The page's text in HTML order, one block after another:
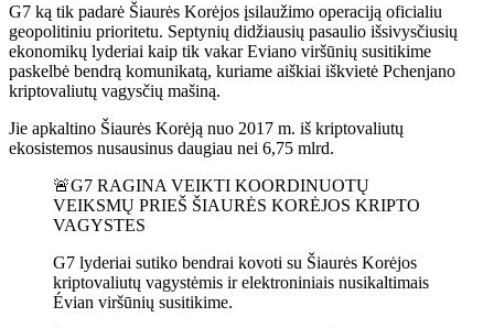
G7 ką tik padarė Šiaurės Korėjos įsilaužimo operaciją oficialiu
geopolitiniu prioritetu. Septynių didžiausių pasaulio išsivysčiusių
ekonomikų lyderiai kaip tik vakar Eviano viršūnių susitikime
paskelbė bendrą komunikatą, kuriame aiškiai iškvietė Pchenjano
kriptovaliutų vagysčių mašiną.
Jie apkaltino Šiaurės Korėją nuo 2017 m. iš kriptovaliutų
ekosistemos nusausinus daugiau nei 6,75 mlrd.
🚨G7 RAGINA VEIKTI KOORDINUOTŲ
VEIKSMŲ PRIEŠ ŠIAURĖS KORĖJOS KRIPTO
VAGYSTES
G7 lyderiai sutiko bendrai kovoti su Šiaurės Korėjos
kriptovaliutų vagystėmis ir elektroniniais nusikaltimais
Évian viršūnių susitikime.